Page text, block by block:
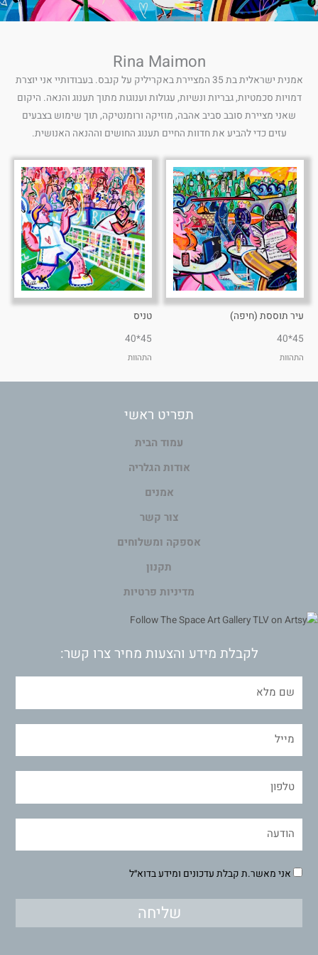
Rina Maimon
אמנית ישראלית בת 35 המציירת באקריליק על קנבס. בעבודותיי אני יוצרת
דמויות סכמטיות, גבריות ונשיות, עגולות וענוגות מתוך תענוג והנאה. היקום
שאני מציירת סובב סביב אהבה, מוזיקה ורומנטיקה, תוך שימוש בצבעים
עזים כדי להביע את חדוות החיים תענוג החושים וההנאה האנושית.
עיר תוססת (חיפה)
45*40
התהוות
טניס
45*40
התהוות
תפריט ראשי
עמוד הבית
אודות הגלריה
אמנים
צור קשר
אספקה ומשלוחים
תקנון
מדיניות פרטיות
לקבלת מידע והצעות מחיר צרו קשר:
אני מאשר.ת קבלת עדכונים ומידע בדוא״ל
שליחה